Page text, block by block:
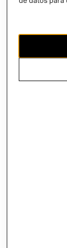
CAMBIAR REGIÓN
El contenido de
propiedad de